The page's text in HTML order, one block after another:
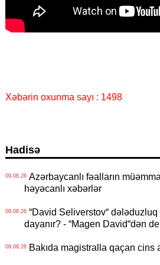
Xəbərin oxunma sayı : 1498
Hadisə
09.08.26Azərbaycanlı fəalların
həyəcanlı xəbərlər
09.08.26“David Seliverstov“
dayanır? - “Magen David“dən
09.08.26Bakıda magistralla qaçan cins